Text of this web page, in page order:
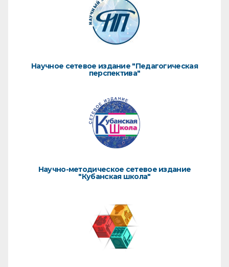
Научное сетевое издание "Педагогическая
перспектива"
Научно-методическое сетевое издание
"Кубанская школа"